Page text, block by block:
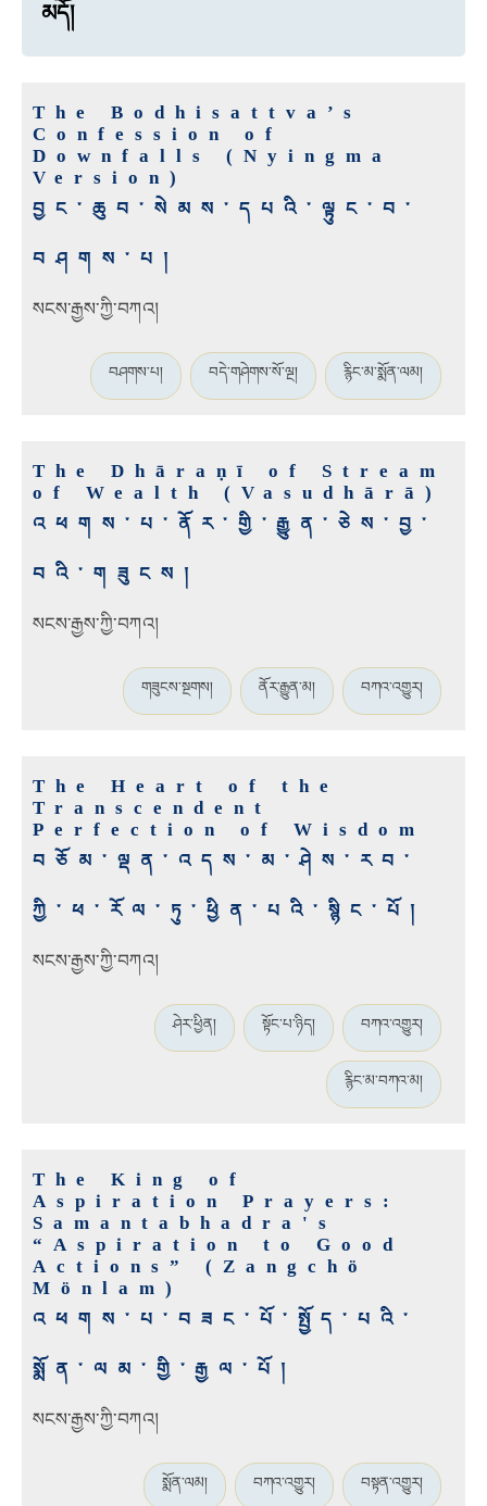
མདོ།
The Bodhisattva’s
Confession of
Downfalls (Nyingma
Version)
བྱང་ཆུབ་སེམས་དཔའི་ལྟུང་བ་
བཤགས་པ།
སངས་རྒྱས་ཀྱི་བཀའ།
བཤགས་པ། བདེ་གཤེགས་སོ་ལྔ། རྙིང་མ་སྨོན་ལམ།
The Dhāraṇī of Stream
of Wealth (Vasudhārā)
འཕགས་པ་ནོར་གྱི་རྒྱུན་ཅེས་བྱ་
བའི་གཟུངས།
སངས་རྒྱས་ཀྱི་བཀའ།
གཟུངས་སྔགས། ནོར་རྒྱུན་མ། བཀའ་འགྱུར།
The Heart of the
Transcendent
Perfection of Wisdom
བཅོམ་ལྡན་འདས་མ་ཤེས་རབ་
ཀྱི་ཕ་རོལ་ཏུ་ཕྱིན་པའི་སྙིང་པོ།
སངས་རྒྱས་ཀྱི་བཀའ།
ཤེར་ཕྱིན། སྟོང་པ་ཉིད། བཀའ་འགྱུར།
རྙིང་མ་བཀའ་མ།
The King of
Aspiration Prayers:
Samantabhadra's
“Aspiration to Good
Actions” (Zangchö
Mönlam)
འཕགས་པ་བཟང་པོ་སྤྱོད་པའི་
སྨོན་ལམ་གྱི་རྒྱལ་པོ།
སངས་རྒྱས་ཀྱི་བཀའ།
སྨོན་ལམ། བཀའ་འགྱུར། བསྟན་འགྱུར།